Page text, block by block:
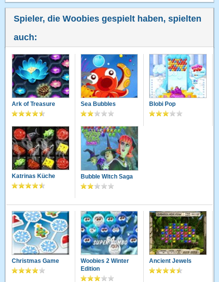
echt geil des spiel.....lieblingsspiel
Super,man muss es einfach immer wieder spielen
stine50 04.02.2011 · 19:42 Uhr
das ist ein schönes spiel zum entspannen
dies ist das beste und entspannendste bubblespiel das ich
kenne einfach genial!!! :)
sanny1706
das spiel iss ja richtig niedlich gemacht und super toll
gianna 14.08.2010 · 17:35 Uhr
Man kann nicht aufhören ............................. :-)
beulesfrau83 09.08.2010 · 18:39 Uhr
das macht ja voll spaß jährrrrrrrrrrrrrrrrrrrrr
Spieler, die Woobies gespielt haben, spielten
auch:
Ark of Treasure Sea Bubbles Blobi Pop
Katrinas Küche Bubble Witch Saga
Christmas Game
Woobies 2 Winter
Edition
Ancient Jewels